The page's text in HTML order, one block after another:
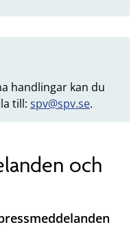
handlingar kan du
till: spv@spv.se.
och